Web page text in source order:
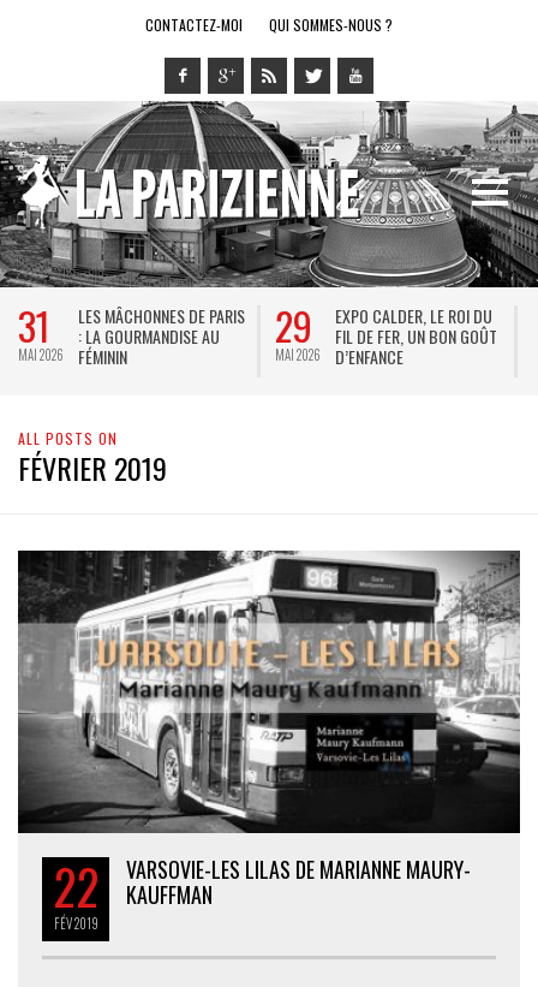
CONTACTEZ-MOI QUI SOMMES-NOUS ?
31
MAI 2026
LES MÂCHONNES DE PARIS
: LA GOURMANDISE AU
FÉMININ
29
MAI 2026
EXPO CALDER, LE ROI DU
FIL DE FER, UN BON GOÛT
D’ENFANCE
ALL POSTS ON
FÉVRIER 2019
22
FÉV2019
VARSOVIE-LES LILAS DE MARIANNE MAURY-
KAUFFMAN